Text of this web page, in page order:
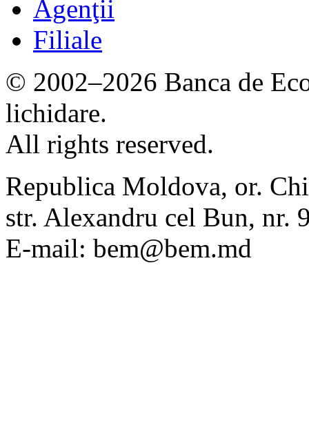
Agenţii
Filiale
© 2002–2026 Banca de
lichidare.
All rights reserved.
Republica Moldova, or.
str. Alexandru cel Bun, nr.
E-mail: bem@bem.md